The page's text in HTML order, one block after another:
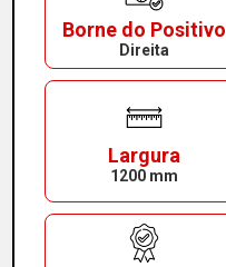
Borne do Positivo
Direita
Largura
1200 mm